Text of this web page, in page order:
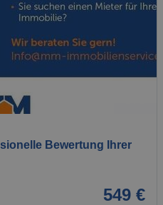
Bewertung Ihrer
549 €